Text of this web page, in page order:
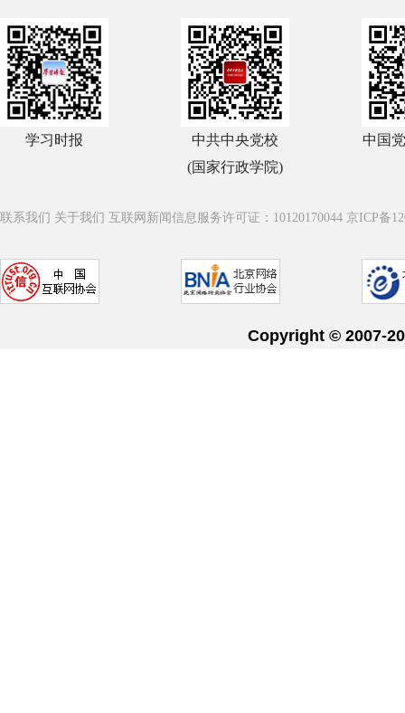
学习时报
中共中央党校
(国家行政学院)
中国
联系我们 关于我们 互联网新闻信息服务许可证：10120170044 京ICP备
Copyright © 2007-